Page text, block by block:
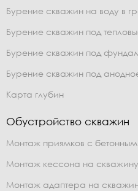
Бурение скважин на воду в
Бурение скважин под
Бурение скважин под
Бурение скважин под
Карта глубин
Обустройство скважин
Монтаж приямков с
Монтаж кессона на скважину
Монтаж адаптера на